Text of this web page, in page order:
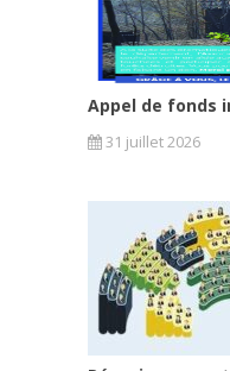
Appel de fonds
31 juillet 2026